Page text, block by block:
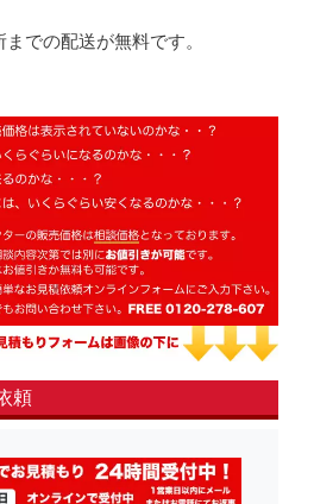
での配送が無料です。
頼